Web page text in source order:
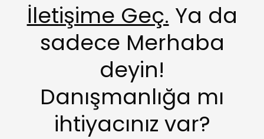
İletişime Geç. Ya da
sadece Merhaba
deyin!
Danışmanlığa mı
ihtiyacınız var?